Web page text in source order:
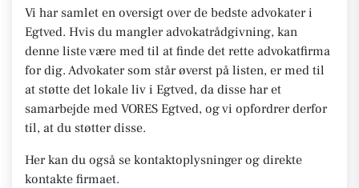
Vi har samlet en oversigt over de bedste advokater i
Egtved. Hvis du mangler advokatrådgivning, kan
denne liste være med til at finde det rette advokatfirma
for dig. Advokater som står øverst på listen, er med til
at støtte det lokale liv i Egtved, da disse har et
samarbejde med VORES Egtved, og vi opfordrer derfor
til, at du støtter disse.
Her kan du også se kontaktoplysninger og direkte
kontakte firmaet.